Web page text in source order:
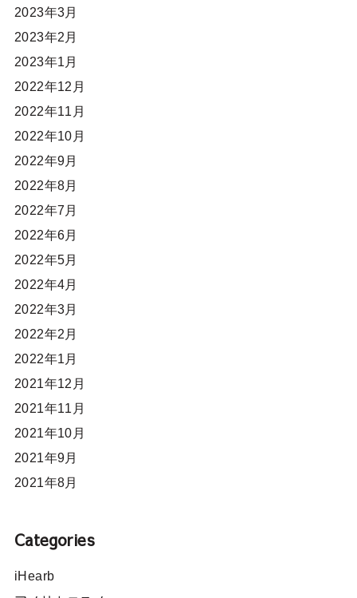
2023年3月
2023年2月
2023年1月
2022年12月
2022年11月
2022年10月
2022年9月
2022年8月
2022年7月
2022年6月
2022年5月
2022年4月
2022年3月
2022年2月
2022年1月
2021年12月
2021年11月
2021年10月
2021年9月
2021年8月
Categories
iHearb